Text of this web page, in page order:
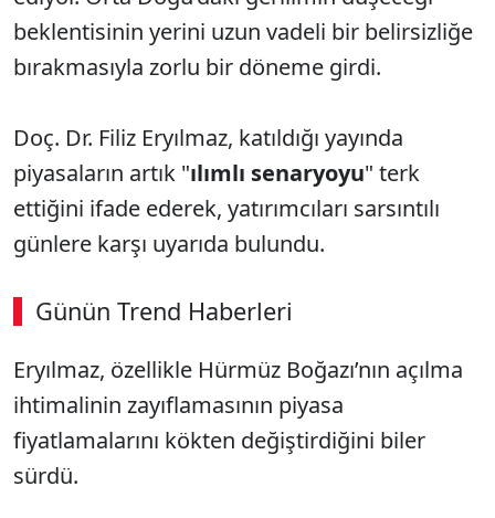
beklentisinin yerini uzun vadeli bir belirsizliğe
bırakmasıyla zorlu bir döneme girdi.
Doç. Dr. Filiz Eryılmaz, katıldığı yayında
piyasaların artık "ılımlı senaryoyu" terk
ettiğini ifade ederek, yatırımcıları sarsıntılı
günlere karşı uyarıda bulundu.
Günün Trend Haberleri
00:02 / 03:53
Sesi Aç
Eryılmaz, özellikle Hürmüz Boğazı’nın açılma
ihtimalinin zayıflamasının piyasa
fiyatlamalarını kökten değiştirdiğini biler
sürdü.